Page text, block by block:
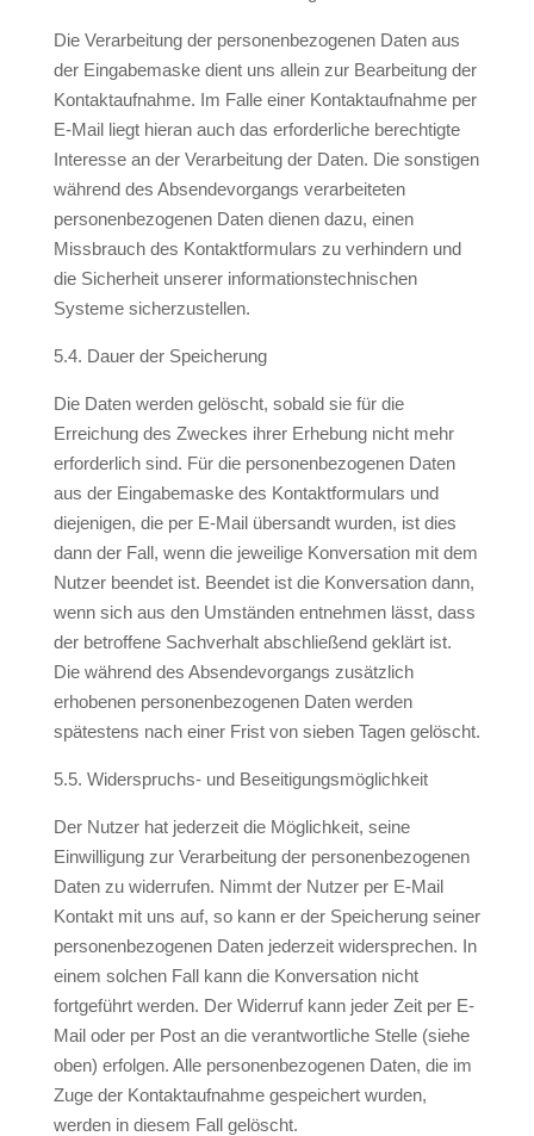
Die Verarbeitung der personenbezogenen Daten aus
der Eingabemaske dient uns allein zur Bearbeitung der
Kontaktaufnahme. Im Falle einer Kontaktaufnahme per
E-Mail liegt hieran auch das erforderliche berechtigte
Interesse an der Verarbeitung der Daten. Die sonstigen
während des Absendevorgangs verarbeiteten
personenbezogenen Daten dienen dazu, einen
Missbrauch des Kontaktformulars zu verhindern und
die Sicherheit unserer informationstechnischen
Systeme sicherzustellen.
5.4. Dauer der Speicherung
Die Daten werden gelöscht, sobald sie für die
Erreichung des Zweckes ihrer Erhebung nicht mehr
erforderlich sind. Für die personenbezogenen Daten
aus der Eingabemaske des Kontaktformulars und
diejenigen, die per E-Mail übersandt wurden, ist dies
dann der Fall, wenn die jeweilige Konversation mit dem
Nutzer beendet ist. Beendet ist die Konversation dann,
wenn sich aus den Umständen entnehmen lässt, dass
der betroffene Sachverhalt abschließend geklärt ist.
Die während des Absendevorgangs zusätzlich
erhobenen personenbezogenen Daten werden
spätestens nach einer Frist von sieben Tagen gelöscht.
5.5. Widerspruchs- und Beseitigungsmöglichkeit
Der Nutzer hat jederzeit die Möglichkeit, seine
Einwilligung zur Verarbeitung der personenbezogenen
Daten zu widerrufen. Nimmt der Nutzer per E-Mail
Kontakt mit uns auf, so kann er der Speicherung seiner
personenbezogenen Daten jederzeit widersprechen. In
einem solchen Fall kann die Konversation nicht
fortgeführt werden. Der Widerruf kann jeder Zeit per E-
Mail oder per Post an die verantwortliche Stelle (siehe
oben) erfolgen. Alle personenbezogenen Daten, die im
Zuge der Kontaktaufnahme gespeichert wurden,
werden in diesem Fall gelöscht.